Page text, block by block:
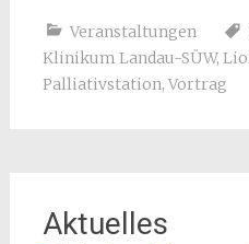
Veranstaltungen
Klinikum Landau-SÜW,
Palliativstation, Vortrag
Aktuelles